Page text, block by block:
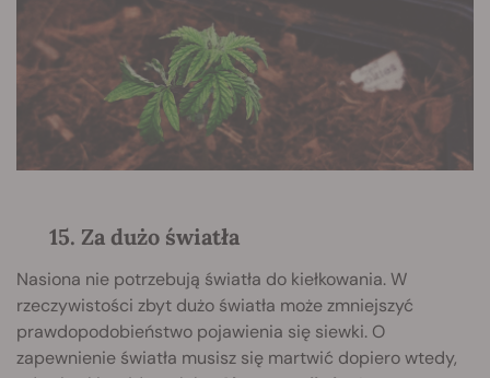
15. Za dużo światła
Nasiona nie potrzebują światła do kiełkowania. W
rzeczywistości zbyt dużo światła może zmniejszyć
prawdopodobieństwo pojawienia się siewki. O
zapewnienie światła musisz się martwić dopiero wtedy,